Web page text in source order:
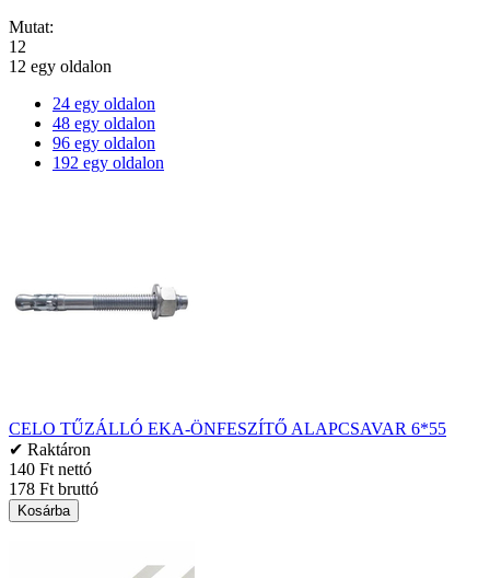
Mutat:
12
12 egy oldalon
24 egy oldalon
48 egy oldalon
96 egy oldalon
192 egy oldalon
CELO TŰZÁLLÓ EKA-ÖNFESZÍTŐ ALAPCSAVAR 6*55
✔ Raktáron
140 Ft nettó
178 Ft bruttó
Kosárba